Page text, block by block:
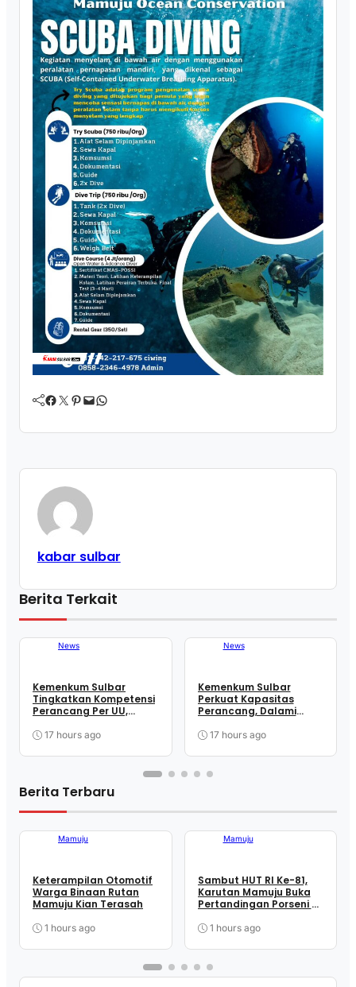
Facebook Twitter Pinterest Mail WhatsApp
kabar sulbar
Berita Terkait
News
Kemenkum Sulbar
Tingkatkan Kompetensi
Perancang Per UU,
Berkualitas
17 hours ago
News
Kemenkum Sulbar
Perkuat Kapasitas
Perancang, Dalami
Pengundangan
17 hours ago
Berita Terbaru
Mamuju
Keterampilan Otomotif
Warga Binaan Rutan
Mamuju Kian Terasah
1 hours ago
Mamuju
Sambut HUT RI Ke-81,
Karutan Mamuju Buka
Pertandingan Porseni &
Kepada Warga Binaan
1 hours ago